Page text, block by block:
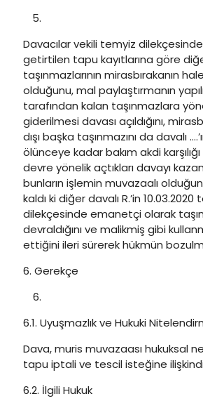
Davacılar vekili temyiz
getirtilen tapu kayıtlarına göre
taşınmazlarının mirasbırakanın
olduğunu, mal paylaştırmanın
tarafından kalan taşınmazlara
giderilmesi davası açıldığını,
dışı başka taşınmazını da davalı
ölünceye kadar bakım akdi
devre yönelik açtıkları davayı
bunların işlemin muvazaalı
kaldı ki diğer davalı R.’in 10.03.2020
dilekçesinde emanetçi olarak
devraldığını ve malikmiş gibi
ettiğini ileri sürerek hükmün
6. Gerekçe
6.1. Uyuşmazlık ve Hukuki
Dava, muris muvazaası hukuksal
tapu iptali ve tescil isteğine
6.2. İlgili Hukuk